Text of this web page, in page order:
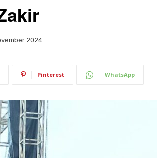
2024
Pinterest WhatsApp